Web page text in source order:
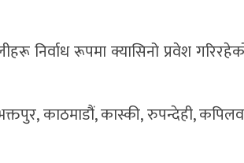
निर्वाध रूपमा क्यासिनो प्रवेश
भक्तपुर, काठमाडौं, कास्की, रुपन्देही,